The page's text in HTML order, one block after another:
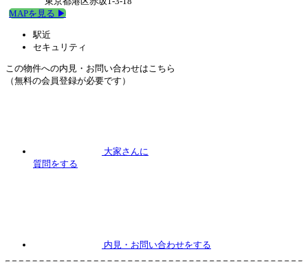
MAPを見る ▶︎
駅近
セキュリティ
この物件への内見・お問い合わせはこちら
（無料の会員登録が必要です）
大家さんに
質問をする
内見 ・お問い合わせをする